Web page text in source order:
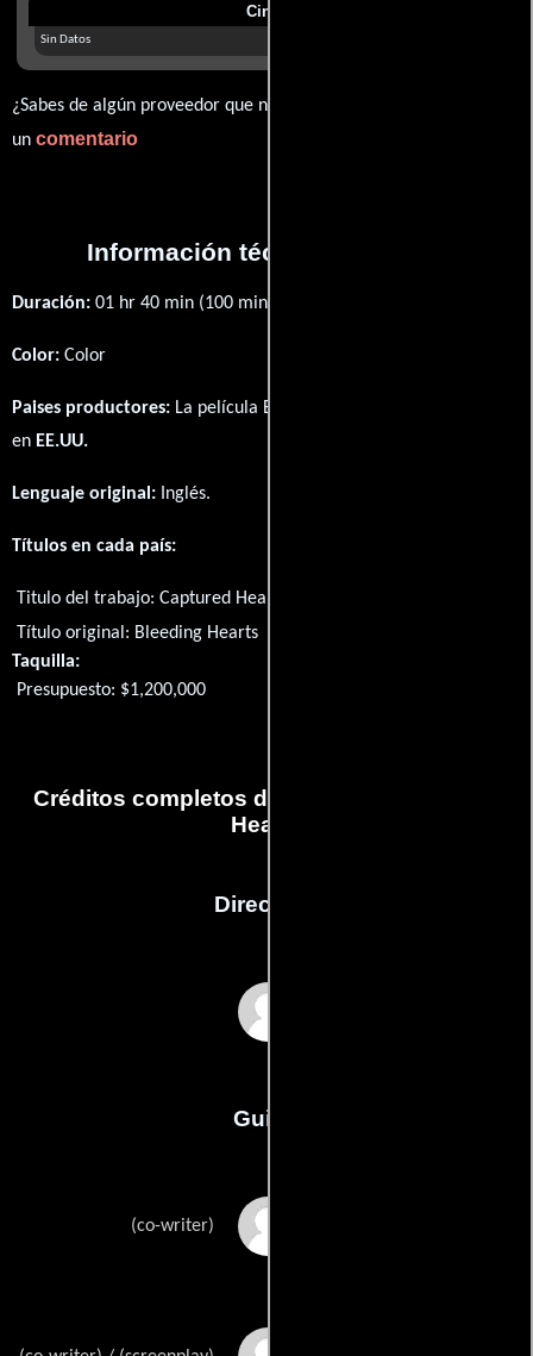
Cines
Sin Datos
¿Sabes de algún proveedor que no estamos mostrando? déjanos
un comentario
Información técnica y general
Duración: 01 hr 40 min (100 minutos) .
Color: Color
Paises productores: La película Bleeding Hearts fué producida
en EE.UU.
Lenguaje original: Inglés.
Títulos en cada país:
Titulo del trabajo:Captured Hearts
Título original: Bleeding Hearts
Taquilla:
Presupuesto: $1,200,000
Créditos completos de la película Bleeding
Hearts
Dirección
Guión
(co-writer)